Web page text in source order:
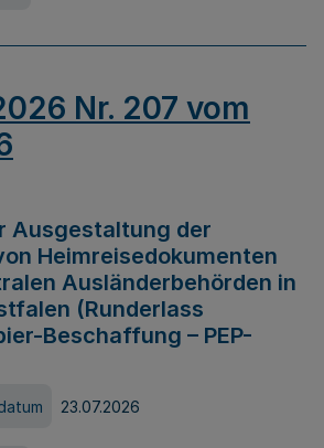
Nr. 207 vom
Ausgestaltung der
Heimreisedokumenten
Ausländerbehörden in
(Runderlass
Beschaffung – PEP-
23.07.2026